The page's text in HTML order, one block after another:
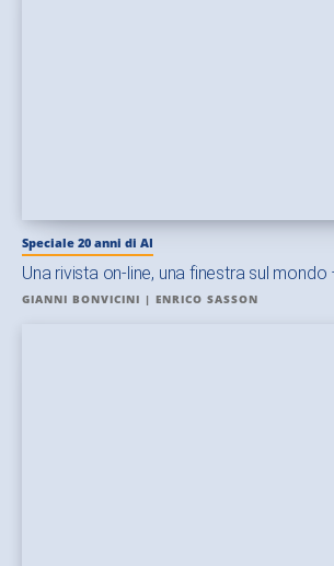
Speciale 20 anni di AI
Una rivista on-line, una finestra sul
GIANNI BONVICINI | ENRICO SASSON